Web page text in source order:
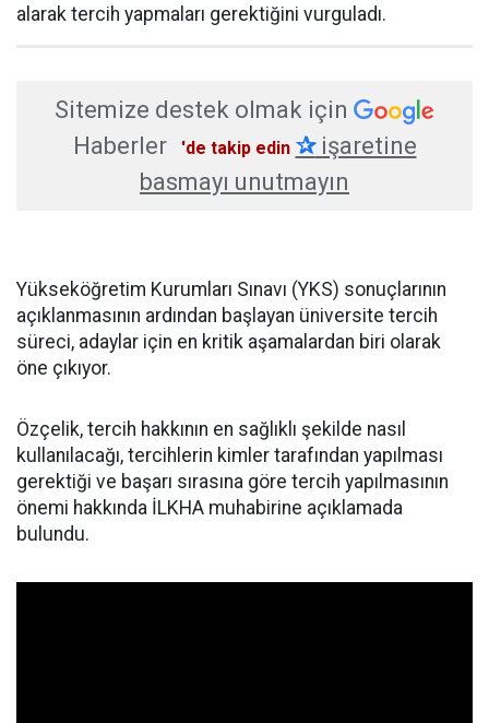
alarak tercih yapmaları gerektiğini vurguladı.
Sitemize destek olmak için
Haberler
'de takip edin ✰işaretine
basmayı unutmayın
Yükseköğretim Kurumları Sınavı (YKS) sonuçlarının
açıklanmasının ardından başlayan üniversite tercih
süreci, adaylar için en kritik aşamalardan biri olarak
öne çıkıyor.
Özçelik, tercih hakkının en sağlıklı şekilde nasıl
kullanılacağı, tercihlerin kimler tarafından yapılması
gerektiği ve başarı sırasına göre tercih yapılmasının
önemi hakkında İLKHA muhabirine açıklamada
bulundu.